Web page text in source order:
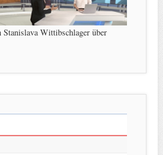
Stanislava Wittibschlager über